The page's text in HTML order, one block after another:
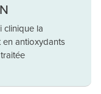
clinique la
antioxydants